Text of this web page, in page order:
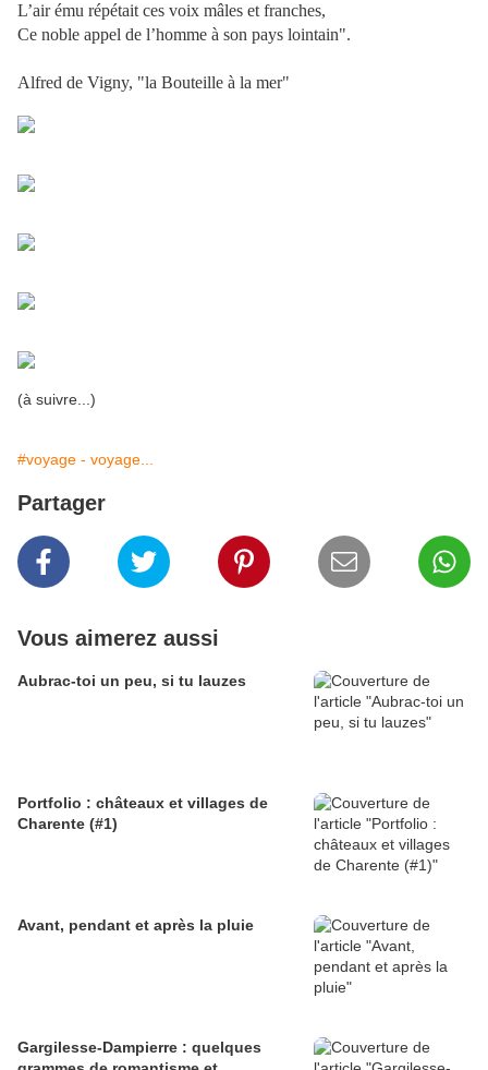
L’air ému répétait ces voix mâles et franches,
Ce noble appel de l’homme à son pays lointain".
Alfred de Vigny, "la Bouteille à la mer"
(à suivre...)
#voyage - voyage...
Partager
Vous aimerez aussi
Aubrac-toi un peu, si tu lauzes
Portfolio : châteaux et villages de
Charente (#1)
Avant, pendant et après la pluie
Gargilesse-Dampierre : quelques